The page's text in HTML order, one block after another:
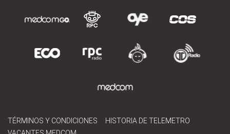
TÉRMINOS Y CONDICIONES
HISTORIA DE TELEMETRO